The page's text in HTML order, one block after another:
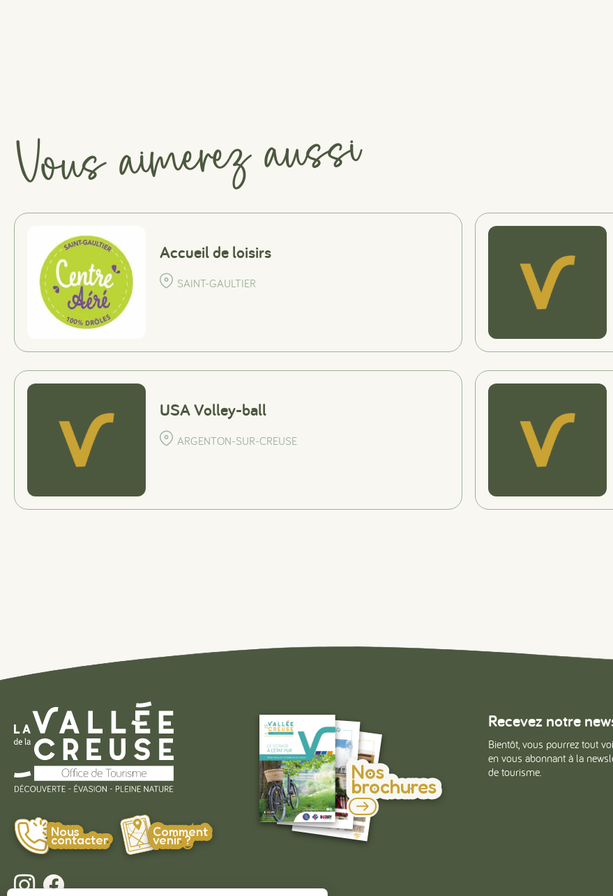
Vous aimerez aussi
Accueil de loisirs
SAINT-GAULTIER
USA Volley-ball
ARGENTON-SUR-CREUSE
Nous
contacter
Comment
venir ?
Nos
brochures
Recevez notre
Bientôt, vous pourrez tout
en vous abonnant à la
de tourisme.
# #